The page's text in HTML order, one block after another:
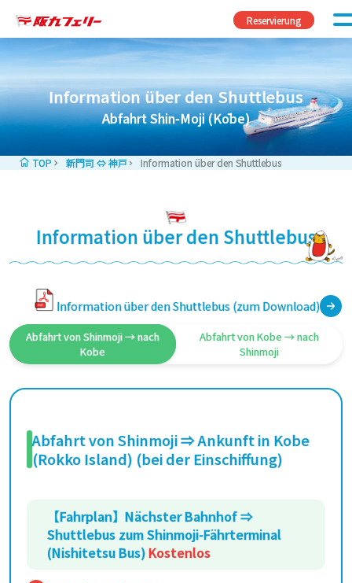
Reservierung
Information über den Shuttlebus
Abfahrt Shin-Moji (Kōbe)
TOP 新門司 ⇔ 神戸 Information über den Shuttlebus
Information über den Shuttlebus
Information über den Shuttlebus (zum Download)
Abfahrt von Shinmoji → nach
Kobe
Abfahrt von Kobe → nach
Shinmoji
Abfahrt von Shinmoji ⇒ Ankunft in Kobe
(Rokko Island) (bei der Einschiffung)
【Fahrplan】Nächster Bahnhof ⇒
Shuttlebus zum Shinmoji-Fährterminal
(Nishitetsu Bus)Kostenlos